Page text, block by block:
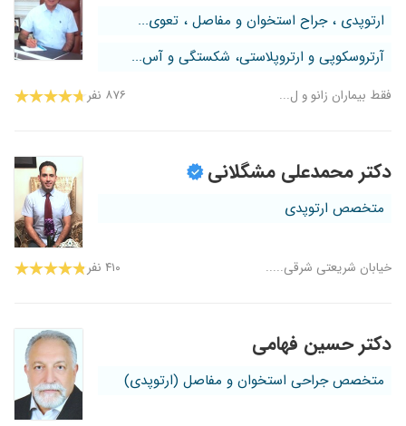
ارتوپدی ، جراح استخوان و مفاصل ، تعوی...
آرتروسکوپی و ارتروپلاستی، شکستگی و آس...
فقط بیماران زانو و ل... ۸۷۶ نفر
دکتر محمدعلی مشگلانی
متخصص ارتوپدی
خیابان شریعتی شرقی..... ۴۱۰ نفر
دکتر حسین فهامی
متخصص جراحی استخوان و مفاصل (ارتوپدی)